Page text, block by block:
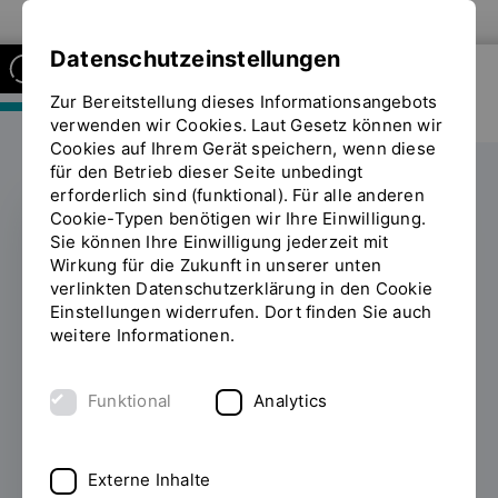
FAKULTÄT MASCHINENBAU
WINTERSEMESTER 2024/2025
2802 Erstsemester
starten ihr Studium an
der OTH Regensburg
Studienanfängerinnen und -anfänger an der
Datenschutzeinstellungen
Zur Bereitstellung dieses Informationsangebots
verwenden wir Cookies. Laut Gesetz können wir
Cookies auf Ihrem Gerät speichern, wenn diese
für den Betrieb dieser Seite unbedingt
erforderlich sind (funktional). Für alle anderen
Cookie-Typen benötigen wir Ihre Einwilligung.
Sie können Ihre Einwilligung jederzeit mit
Wirkung für die Zukunft in unserer unten
verlinkten Datenschutzerklärung in den Cookie
Einstellungen widerrufen. Dort finden Sie auch
weitere Informationen.
Funktional Analytics
Externe Inhalte